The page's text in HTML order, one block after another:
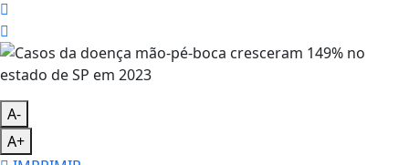
A-
A+